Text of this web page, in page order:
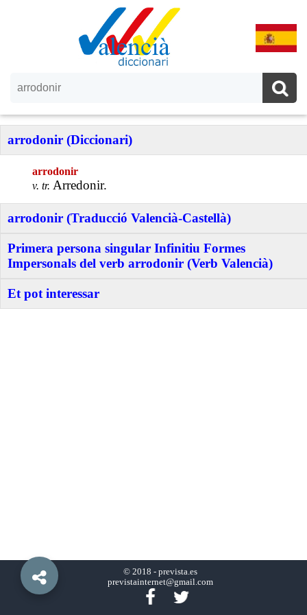
arrodonir (Diccionari)
arrodonir
v. tr. Arredonir.
arrodonir (Traducció Valencià-Castellà)
Primera persona singular Infinitiu Formes
Impersonals del verb arrodonir (Verb Valencià)
Et pot interessar
© 2018 - prevista.es
previstainternet@gmail.com